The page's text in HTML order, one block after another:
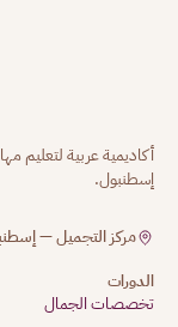
أكاديمية عربية لتعليم
إسطنبول.
مركز التجميل —
الدورات
تخصصات الجمال